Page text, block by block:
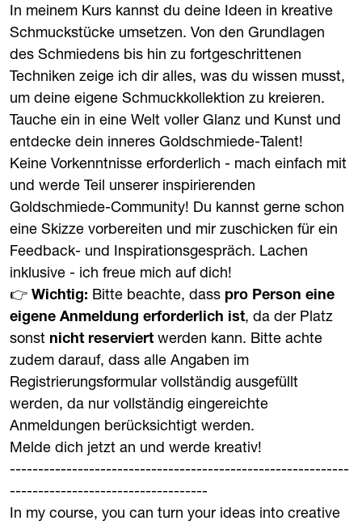
In meinem Kurs kannst du deine Ideen in kreative
Schmuckstücke umsetzen. Von den Grundlagen
des Schmiedens bis hin zu fortgeschrittenen
Techniken zeige ich dir alles, was du wissen musst,
um deine eigene Schmuckkollektion zu kreieren.
Tauche ein in eine Welt voller Glanz und Kunst und
entdecke dein inneres Goldschmiede-Talent!
Keine Vorkenntnisse erforderlich - mach einfach mit
und werde Teil unserer inspirierenden
Goldschmiede-Community! Du kannst gerne schon
eine Skizze vorbereiten und mir zuschicken für ein
Feedback- und Inspirationsgespräch. Lachen
inklusive - ich freue mich auf dich!
👉 Wichtig: Bitte beachte, dass pro Person eine
eigene Anmeldung erforderlich ist, da der Platz
sonst nicht reserviert werden kann. Bitte achte
zudem darauf, dass alle Angaben im
Registrierungsformular vollständig ausgefüllt
werden, da nur vollständig eingereichte
Anmeldungen berücksichtigt werden.
Melde dich jetzt an und werde kreativ!
------------------------------------------------------------
-----------------------------------
In my course, you can turn your ideas into creative